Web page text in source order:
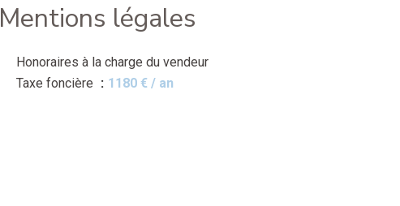
Mentions légales
Honoraires à la charge du vendeur
Taxe foncière
1180 € / an